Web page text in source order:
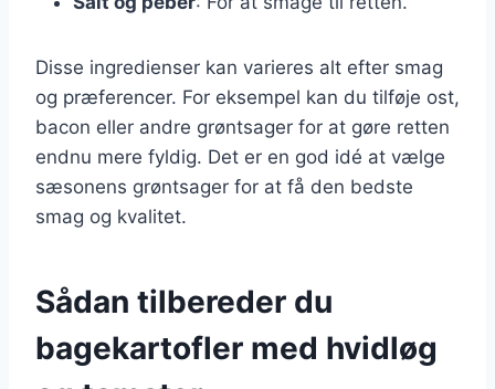
Disse ingredienser kan varieres alt efter smag
og præferencer. For eksempel kan du tilføje ost,
bacon eller andre grøntsager for at gøre retten
endnu mere fyldig. Det er en god idé at vælge
sæsonens grøntsager for at få den bedste
smag og kvalitet.
Sådan tilbereder du
bagekartofler med hvidløg